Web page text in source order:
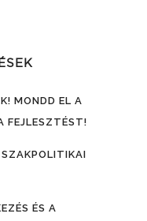
MONDD EL A
FEJLESZTÉST!
ÉS A